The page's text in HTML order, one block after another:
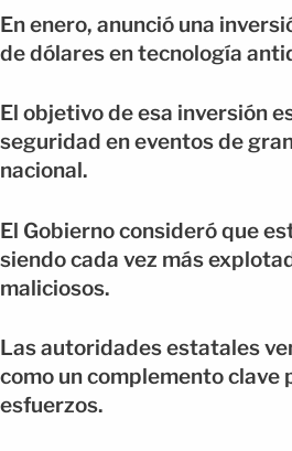
En enero, anunció una
de dólares en tecnología
El objetivo de esa inversión
seguridad en eventos de
nacional.
El Gobierno consideró que
siendo cada vez más
maliciosos.
Las autoridades estatales
como un complemento clave
esfuerzos.